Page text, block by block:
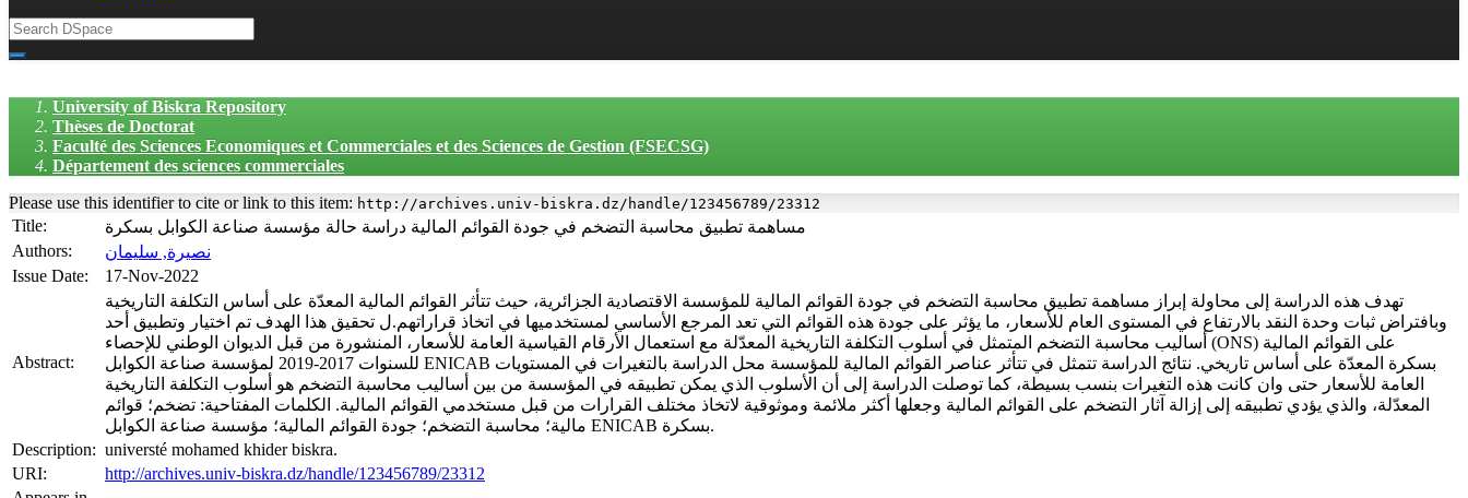
University of Biskra Repository
Thèses de Doctorat
Faculté des Sciences Economiques et Commerciales et des Sciences de Gestion (FSECSG)
Département des sciences commerciales
Please use this identifier to cite or link to this item: http://archives.univ-biskra.dz/handle/123456789/23312
Title:
مساهمة تطبيق محاسبة التضخم في جودة القوائم المالية دراسة حالة مؤسسة صناعة الكوابل بسكرة
Authors:
نصيرة, سليمان
Issue Date:
17-Nov-2022
Abstract:
تهدف هذه الدراسة إلى محاولة إبراز مساهمة تطبيق محاسبة التضخم في جودة القوائم المالية للمؤسسة الاقتصادية الجزائرية، حيث تتأثر القوائم المالية المعدّة على أساس التكلفة التاريخية
وبافتراض ثبات وحدة النقد بالارتفاع في المستوى العام للأسعار، ما يؤثر على جودة هذه القوائم التي تعد المرجع الأساسي لمستخدميها في اتخاذ قراراتهم.ل تحقيق هذا الهدف تم اختيار وتطبيق أحد
أساليب محاسبة التضخم المتمثل في أسلوب التكلفة التاريخية المعدّلة مع استعمال الأرقام القياسية العامة للأسعار، المنشورة من قبل الديوان الوطني للإحصاء (ONS) على القوائم المالية
للسنوات 2017-2019 لمؤسسة صناعة الكوابل ENICAB بسكرة المعدّة على أساس تاريخي. نتائج الدراسة تتمثل في تتأثر عناصر القوائم المالية للمؤسسة محل الدراسة بالتغيرات في المستويات
العامة للأسعار حتى وان كانت هذه التغيرات بنسب بسيطة، كما توصلت الدراسة إلى أن الأسلوب الذي يمكن تطبيقه في المؤسسة من بين أساليب محاسبة التضخم هو أسلوب التكلفة التاريخية
المعدّلة، والذي يؤدي تطبيقه إلى إزالة آثار التضخم على القوائم المالية وجعلها أكثر ملائمة وموثوقية لاتخاذ مختلف القرارات من قبل مستخدمي القوائم المالية. الكلمات المفتاحية: تضخم؛ قوائم
مالية؛ محاسبة التضخم؛ جودة القوائم المالية؛ مؤسسة صناعة الكوابل ENICAB بسكرة.
Description: universté mohamed khider biskra.
URI:
http://archives.univ-biskra.dz/handle/123456789/23312